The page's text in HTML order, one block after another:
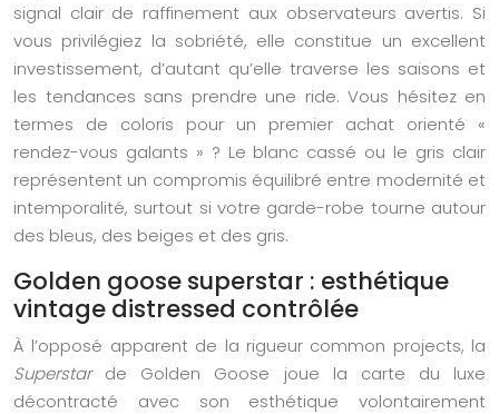
signal clair de raffinement aux observateurs avertis. Si
vous privilégiez la sobriété, elle constitue un excellent
investissement, d’autant qu’elle traverse les saisons et
les tendances sans prendre une ride. Vous hésitez en
termes de coloris pour un premier achat orienté «
rendez-vous galants » ? Le blanc cassé ou le gris clair
représentent un compromis équilibré entre modernité et
intemporalité, surtout si votre garde-robe tourne autour
des bleus, des beiges et des gris.
Golden goose superstar : esthétique
vintage distressed contrôlée
À l’opposé apparent de la rigueur common projects, la
Superstarde Golden Goose joue la carte du luxe
décontracté avec son esthétique volontairement